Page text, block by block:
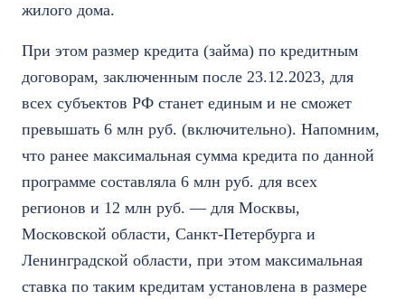
жилого дома.
При этом размер кредита (займа) по кредитным
договорам, заключенным после 23.12.2023, для
всех субъектов РФ станет единым и не сможет
превышать 6 млн руб. (включительно). Напомним,
что ранее максимальная сумма кредита по данной
программе составляла 6 млн руб. для всех
регионов и 12 млн руб. — для Москвы,
Московской области, Санкт-Петербурга и
Ленинградской области, при этом максимальная
ставка по таким кредитам установлена в размере